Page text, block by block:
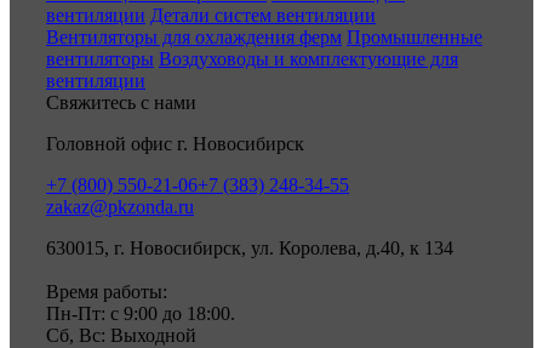
вентиляции Детали систем вентиляции
Вентиляторы для охлаждения ферм Промышленные
вентиляторы Воздуховоды и комплектующие для
вентиляции
Свяжитесь с нами
Головной офис г. Новосибирск
+7 (800) 550-21-06+7 (383) 248-34-55
zakaz@pkzonda.ru
630015, г. Новосибирск, ул. Королева, д.40, к 134
Время работы:
Пн-Пт: с 9:00 до 18:00.
Сб, Вс: Выходной